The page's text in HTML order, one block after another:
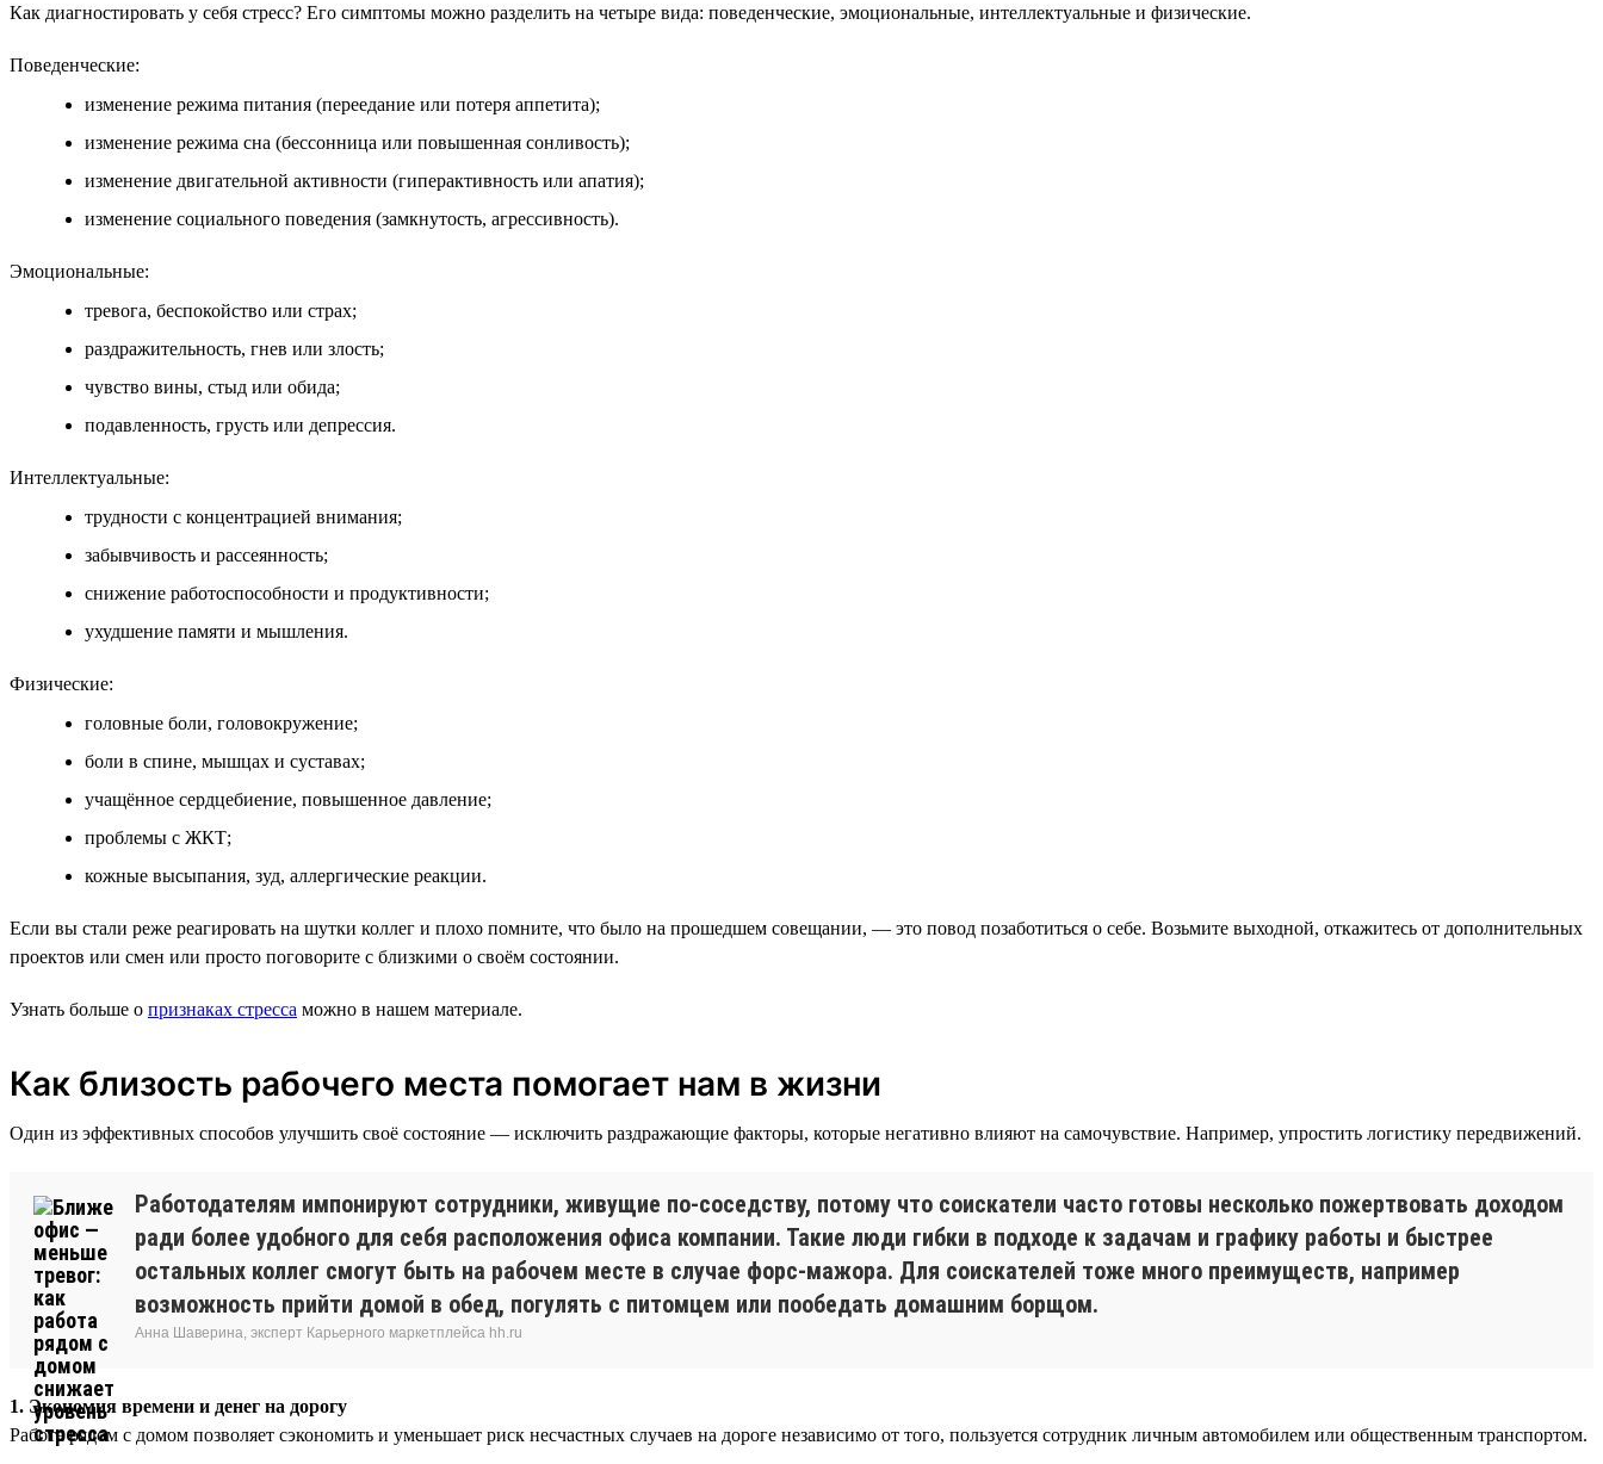
Как диагностировать у себя стресс? Его симптомы можно разделить на четыре вида: поведенческие, эмоциональные, интеллектуальные и физические.
Поведенческие:
изменение режима питания (переедание или потеря аппетита);
изменение режима сна (бессонница или повышенная сонливость);
изменение двигательной активности (гиперактивность или апатия);
изменение социального поведения (замкнутость, агрессивность).
Эмоциональные:
тревога, беспокойство или страх;
раздражительность, гнев или злость;
чувство вины, стыд или обида;
подавленность, грусть или депрессия.
Интеллектуальные:
трудности с концентрацией внимания;
забывчивость и рассеянность;
снижение работоспособности и продуктивности;
ухудшение памяти и мышления.
Физические:
головные боли, головокружение;
боли в спине, мышцах и суставах;
учащённое сердцебиение, повышенное давление;
проблемы с ЖКТ;
кожные высыпания, зуд, аллергические реакции.
Если вы стали реже реагировать на шутки коллег и плохо помните, что было на прошедшем совещании, — это повод позаботиться о себе. Возьмите выходной, откажитесь от дополнительных
проектов или смен или просто поговорите с близкими о своём состоянии.
Узнать больше о признаках стресса можно в нашем материале.
Как близость рабочего места помогает нам в жизни
Один из эффективных способов улучшить своё состояние — исключить раздражающие факторы, которые негативно влияют на самочувствие. Например, упростить логистику передвижений.
Работодателям импонируют сотрудники, живущие по-соседству, потому что соискатели часто готовы несколько пожертвовать доходом
ради более удобного для себя расположения офиса компании. Такие люди гибки в подходе к задачам и графику работы и быстрее
остальных коллег смогут быть на рабочем месте в случае форс-мажора. Для соискателей тоже много преимуществ, например
возможность прийти домой в обед, погулять с питомцем или пообедать домашним борщом.
Анна Шаверина, эксперт Карьерного маркетплейса hh.ru
1. Экономия времени и денег на дорогу
Работа рядом с домом позволяет сэкономить и уменьшает риск несчастных случаев на дороге независимо от того, пользуется сотрудник личным автомобилем или общественным транспортом.